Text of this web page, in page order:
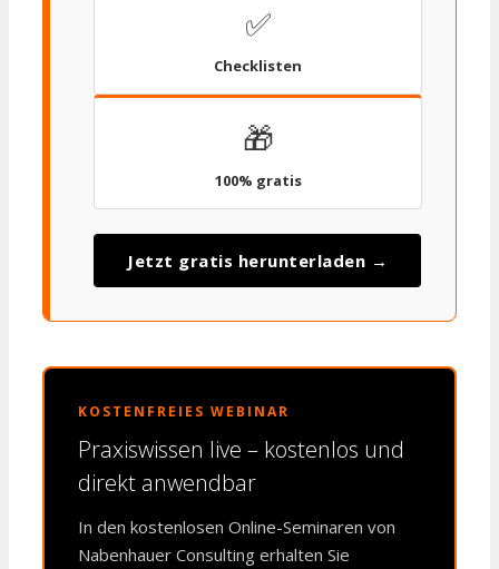
✅
Checklisten
🎁
100% gratis
Jetzt gratis herunterladen →
KOSTENFREIES WEBINAR
Praxiswissen live – kostenlos und
direkt anwendbar
In den kostenlosen Online-Seminaren von
Nabenhauer Consulting erhalten Sie